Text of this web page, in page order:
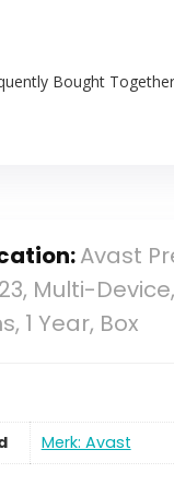
Bought
Avast
Multi-
1 Year, Box
Merk: Avast